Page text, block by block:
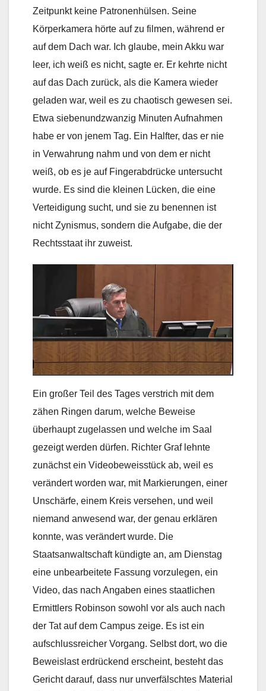
Zeitpunkt keine Patronenhülsen. Seine
Körperkamera hörte auf zu filmen, während er
auf dem Dach war. Ich glaube, mein Akku war
leer, ich weiß es nicht, sagte er. Er kehrte nicht
auf das Dach zurück, als die Kamera wieder
geladen war, weil es zu chaotisch gewesen sei.
Etwa siebenundzwanzig Minuten Aufnahmen
habe er von jenem Tag. Ein Halfter, das er nie
in Verwahrung nahm und von dem er nicht
weiß, ob es je auf Fingerabdrücke untersucht
wurde. Es sind die kleinen Lücken, die eine
Verteidigung sucht, und sie zu benennen ist
nicht Zynismus, sondern die Aufgabe, die der
Rechtsstaat ihr zuweist.
Ein großer Teil des Tages verstrich mit dem
zähen Ringen darum, welche Beweise
überhaupt zugelassen und welche im Saal
gezeigt werden dürfen. Richter Graf lehnte
zunächst ein Videobeweisstück ab, weil es
verändert worden war, mit Markierungen, einer
Unschärfe, einem Kreis versehen, und weil
niemand anwesend war, der genau erklären
konnte, was verändert wurde. Die
Staatsanwaltschaft kündigte an, am Dienstag
eine unbearbeitete Fassung vorzulegen, ein
Video, das nach Angaben eines staatlichen
Ermittlers Robinson sowohl vor als auch nach
der Tat auf dem Campus zeige. Es ist ein
aufschlussreicher Vorgang. Selbst dort, wo die
Beweislast erdrückend erscheint, besteht das
Gericht darauf, dass nur unverfälschtes Material